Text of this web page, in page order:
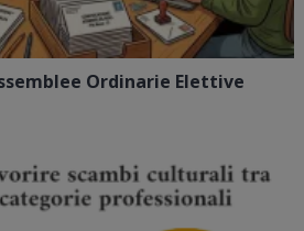
Ordinarie Elettive